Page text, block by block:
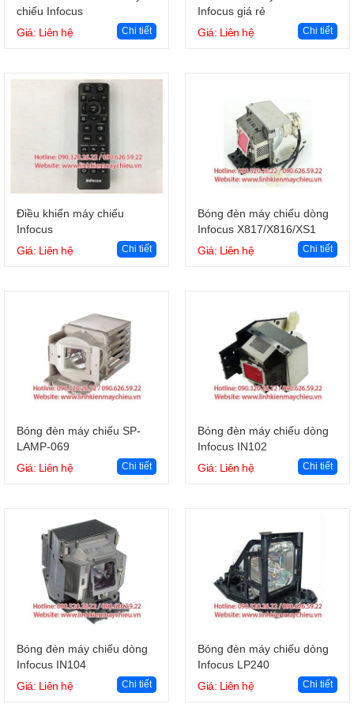
chiếu Infocus
Giá: Liên hệ
Chi tiết
Infocus giá rẻ
Giá: Liên hệ
Chi tiết
Giỏ hàng
Điều khiển máy chiếu
Infocus
Giá: Liên hệ
Chi tiết
Giỏ hàng
Bóng đèn máy chiếu dòng
Infocus X817/X816/XS1
Giá: Liên hệ
Chi tiết
Giỏ hàng
Bóng đèn máy chiếu SP-
LAMP-069
Giá: Liên hệ
Chi tiết
Giỏ hàng
Bóng đèn máy chiếu dòng
Infocus IN102
Giá: Liên hệ
Chi tiết
Giỏ hàng
Bóng đèn máy chiếu dòng
Infocus IN104
Giá: Liên hệ
Chi tiết
Giỏ hàng
Bóng đèn máy chiếu dòng
Infocus LP240
Giá: Liên hệ
Chi tiết